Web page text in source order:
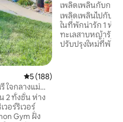
คะแนนเฉลี่ย 5 จาก 5, 188 รีวิว
5 (188)
ใจกลางแม่น้ำ
อร์ริเวอร์
Gym ฝั่ง
เพลิดเพลินกับการ
Heim by Chain-
เพลิดเพลินไปกับ
ในที่พักน่ารัก 1 ห้
ทะเลสาบหญ้ารัฐ
ปรับปรุงใหม่ที่พัก